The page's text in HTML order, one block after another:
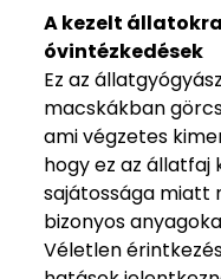
A kezelt
óvintézkedések
Ez az
macskákban
ami végzetes
hogy ez az állatfaj
sajátossága miatt
bizonyos
Véletlen